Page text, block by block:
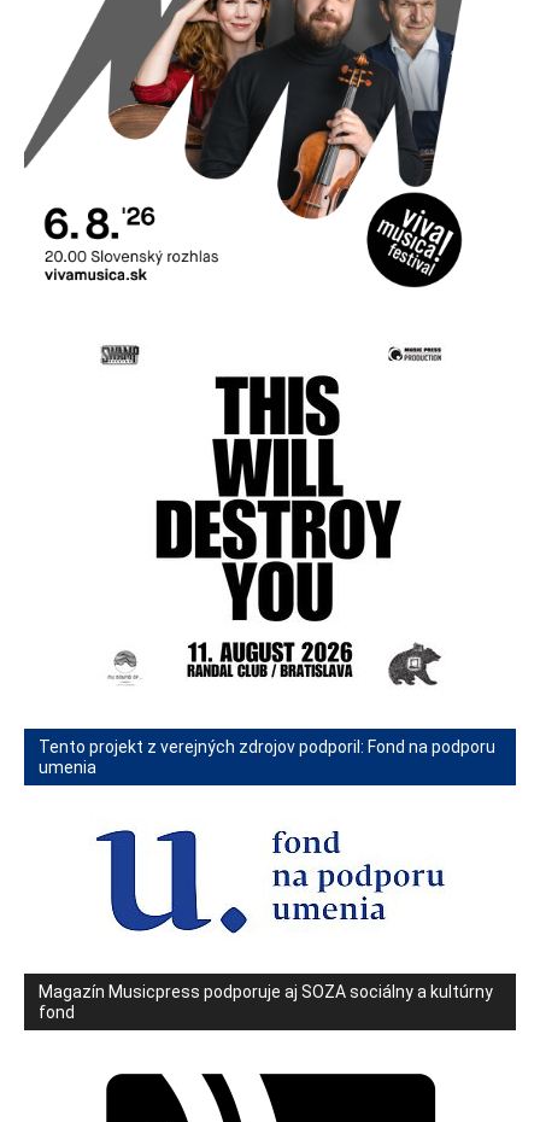
Tento projekt z verejných zdrojov podporil: Fond na podporu
umenia
Magazín Musicpress podporuje aj SOZA sociálny a kultúrny
fond